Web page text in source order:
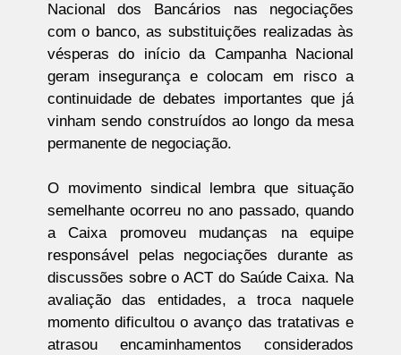
Nacional dos Bancários nas negociações
com o banco, as substituições realizadas às
vésperas do início da Campanha Nacional
geram insegurança e colocam em risco a
continuidade de debates importantes que já
vinham sendo construídos ao longo da mesa
permanente de negociação.
O movimento sindical lembra que situação
semelhante ocorreu no ano passado, quando
a Caixa promoveu mudanças na equipe
responsável pelas negociações durante as
discussões sobre o ACT do Saúde Caixa. Na
avaliação das entidades, a troca naquele
momento dificultou o avanço das tratativas e
atrasou encaminhamentos considerados